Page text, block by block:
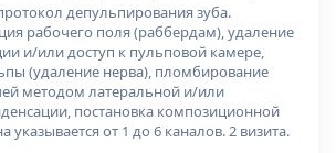
депульпирования зуба.
рабочего поля (раббердам), удаление
и/или доступ к пульповой камере,
(удаление нерва), пломбирование
методом латеральной и/или
постановка композиционной
указывается от 1 до 6 каналов. 2 визита.